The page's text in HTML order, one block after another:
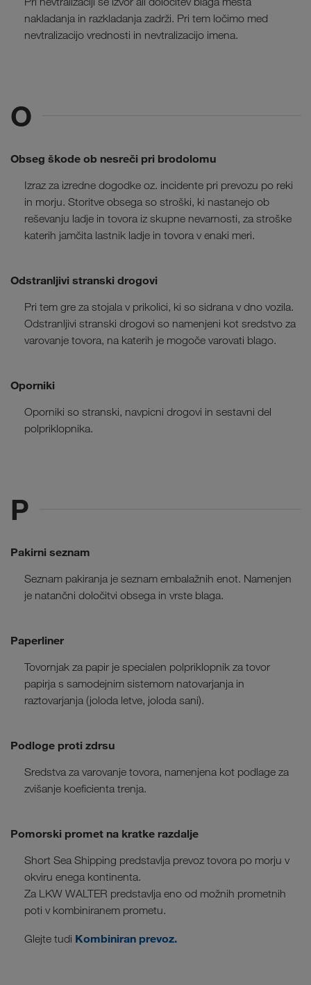
nakladanja in razkladanja zadrži. Pri tem ločimo med
nevtralizacijo vrednosti in nevtralizacijo imena.
O
Obseg škode ob nesreči pri brodolomu
Izraz za izredne dogodke oz. incidente pri prevozu po reki
in morju. Storitve obsega so stroški, ki nastanejo ob
reševanju ladje in tovora iz skupne nevarnosti, za stroške
katerih jamčita lastnik ladje in tovora v enaki meri.
Odstranljivi stranski drogovi
Pri tem gre za stojala v prikolici, ki so sidrana v dno vozila.
Odstranljivi stranski drogovi so namenjeni kot sredstvo za
varovanje tovora, na katerih je mogoče varovati blago.
Oporniki
Oporniki so stranski, navpicni drogovi in sestavni del
polpriklopnika.
P
Pakirni seznam
Seznam pakiranja je seznam embalažnih enot. Namenjen
je natančni določitvi obsega in vrste blaga.
Paperliner
Tovornjak za papir je specialen polpriklopnik za tovor
papirja s samodejnim sistemom natovarjanja in
raztovarjanja (joloda letve, joloda sani).
Podloge proti zdrsu
Sredstva za varovanje tovora, namenjena kot podlage za
zvišanje koeficienta trenja.
Pomorski promet na kratke razdalje
Short Sea Shipping predstavlja prevoz tovora po morju v
okviru enega kontinenta.
Za LKW WALTER predstavlja eno od možnih prometnih
poti v kombiniranem prometu.
Glejte tudi Kombiniran prevoz.